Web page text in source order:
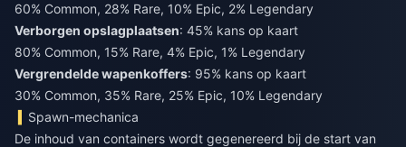
60% Common, 28% Rare, 10% Epic, 2% Legendary
Verborgen opslagplaatsen: 45% kans op kaart
80% Common, 15% Rare, 4% Epic, 1% Legendary
Vergrendelde wapenkoffers: 95% kans op kaart
30% Common, 35% Rare, 25% Epic, 10% Legendary
Spawn-mechanica
De inhoud van containers wordt gegenereerd bij de start van